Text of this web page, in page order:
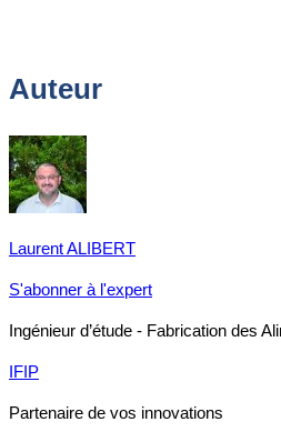
Auteur
Laurent ALIBERT
S'abonner à l'expert
Ingénieur d’étude - Fabrication des
IFIP
Partenaire de vos innovations